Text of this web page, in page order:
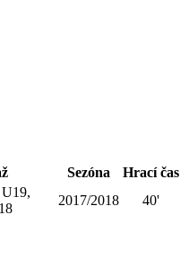
Sezóna
Hrací čas
2017/2018 40'